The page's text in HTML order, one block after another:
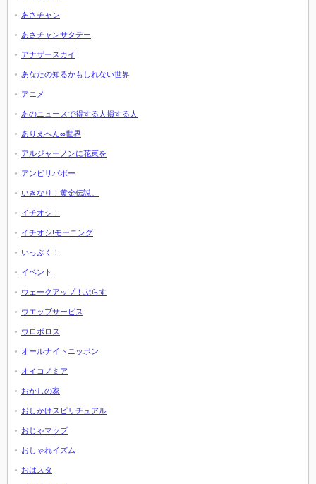
あさチャン
あさチャンサタデー
アナザースカイ
あなたの知るかもしれない世界
アニメ
あのニュースで得する人損する人
ありえへん∞世界
アルジャーノンに花束を
アンビリバボー
いきなり！黄金伝説。
イチオシ！
イチオシ!モーニング
いっぷく！
イベント
ウェークアップ！ぷらす
ウエッブサービス
ウロボロス
オールナイトニッポン
オイコノミア
おかしの家
おしかけスピリチュアル
おじゃマップ
おしゃれイズム
おはスタ